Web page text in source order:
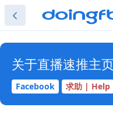
Facebook 求助 | Help
关于直播速推主